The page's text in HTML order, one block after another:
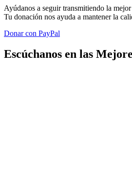
Ayúdanos a seguir transmitiendo la
Tu donación nos ayuda a mantener la
Donar con PayPal
Escúchanos en las